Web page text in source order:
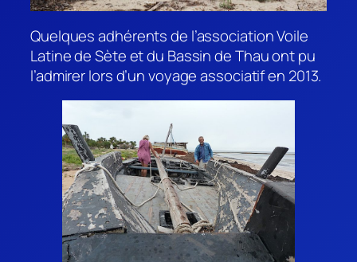
Quelques adhérents de l’association Voile
Latine de Sète et du Bassin de Thau ont pu
l’admirer lors d’un voyage associatif en 2013.